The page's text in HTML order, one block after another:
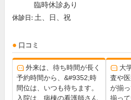
臨時休診あり
休診日: 土、日、祝
口コミ
外来は、待ち時間が長く
予約時間から、&#9352;時
間位は、いつも待ちます。
入院は、病棟の看護師さん
大
査や
が揃
揃っ